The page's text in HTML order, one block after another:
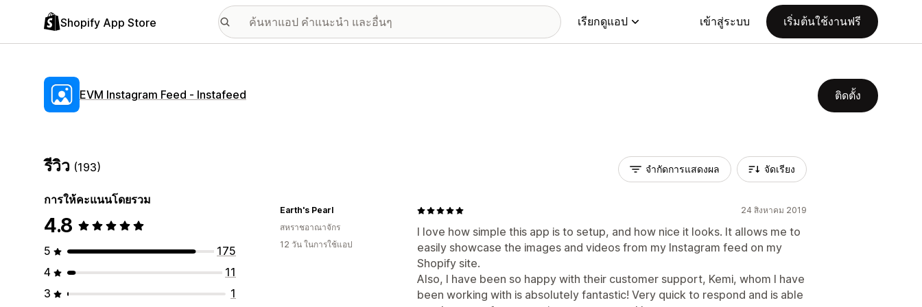
Shopify App Store เรียกดูแอป เข้าสู่ระบบ เริ่มต้นใช้งานฟรี
EVM Instagram Feed ‑ Instafeed ติดตั้ง
รีวิว (193)
การให้คะแนนโดยรวม
4.8
5
175
4
11
3
1
จำกัดการแสดงผล จัดเรียง
24 สิงหาคม 2019
I love how simple this app is to setup, and how nice it looks. It allows me to
easily showcase the images and videos from my Instagram feed on my
Shopify site.
Also, I have been so happy with their customer support, Kemi, whom I have
been working with is absolutely fantastic! Very quick to respond and is able
Earth's Pearl
สหราชอาณาจักร
12 วัน ในการใช้แอป